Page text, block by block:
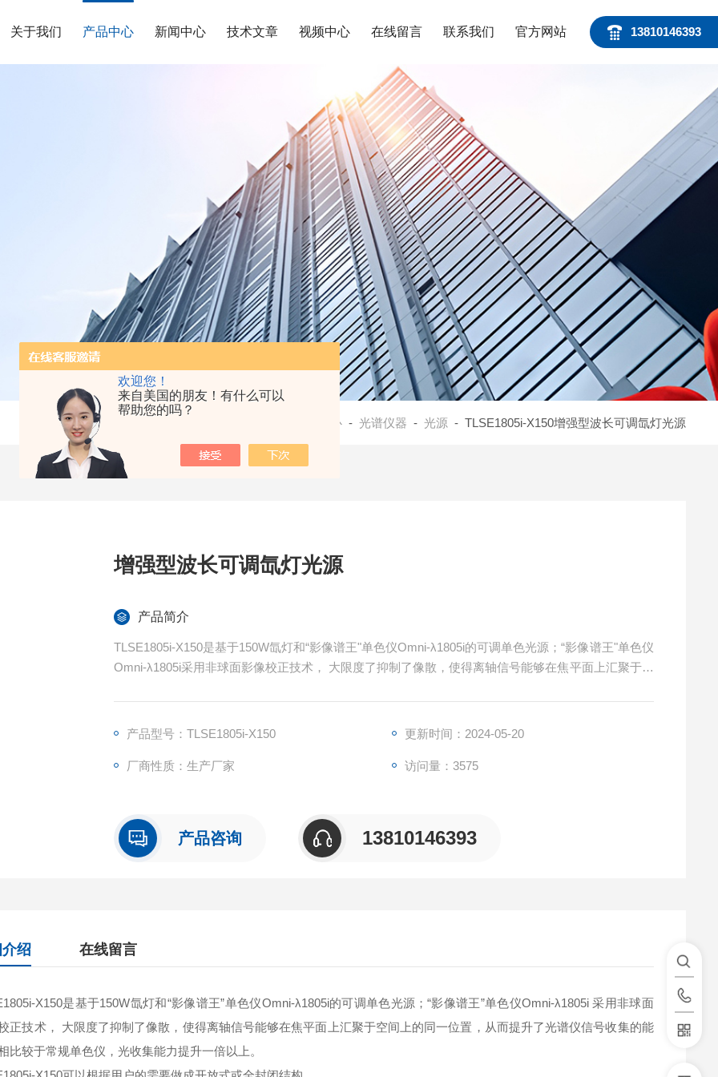
欢迎您！
来自美国的朋友！有什么可以
帮助您的吗？
13810146393
关于我们 产品中心 新闻中心 技术文章 视频中心 在线留言 联系我们 官方网站
产品中心- 光谱仪器 - 光源 - TLSE1805i-X150增强型波长可调氙灯光源
增强型波长可调氙灯光源
产品简介
TLSE1805i-X150是基于150W氙灯和“影像谱王"单色仪Omni-λ1805i的可调单色光源；“影像谱王"单色仪
Omni-λ1805i采用非球面影像校正技术， 大限度了抑制了像散，使得离轴信号能够在焦平面上汇聚于空
产品型号：TLSE1805i-X150
更新时间：2024-05-20
厂商性质：生产厂家 访问量：3575
产品咨询 13810146393
绍 在线留言
X150是基于150W氙灯和“影像谱王”单色仪Omni-λ1805i的可调单色光源；“影像谱王”单色仪Omni-λ1805i 采用非球面
正技术， 大限度了抑制了像散，使得离轴信号能够在焦平面上汇聚于空间上的同一位置，从而提升了光谱仪信号收集的能
比较于常规单色仪，光收集能力提升一倍以上。